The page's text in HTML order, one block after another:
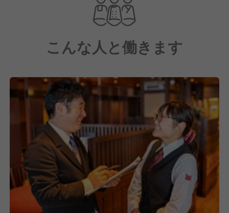
世界初のエンターテイメント性あふれる焼肉の食空間
として、これからもお客様においしさと楽しさをお届
こんな人と働きます